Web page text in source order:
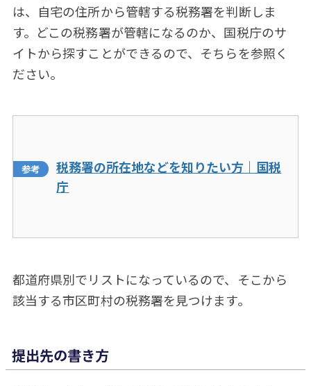
は、自宅の住所から管轄する税務署を判断しま
す。どこの税務署が管轄になるのか、国税庁のサ
イトから探すことができるので、そちらを参照く
ださい。
税務署の所在地などを知りたい方｜国税
庁
都道府県別でリストになっているので、そこから
該当する市区町村の税務署を見つけます。
提出先の書き方